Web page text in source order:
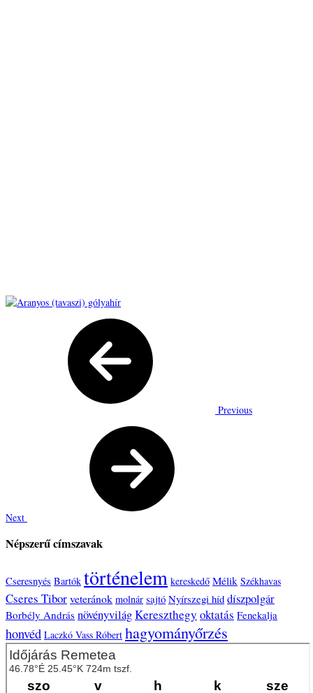
Previous
Next
Népszerű címszavak
Cseresnyés Bartók történelem kereskedő Mélik Székhavas
Cseres Tiborveteránok molnár sajtó Nyírszegi híd díszpolgár
Borbély András növényvilágKereszthegy oktatás Fenekalja
honvéd Laczkó Vass Róbert hagyományőrzés